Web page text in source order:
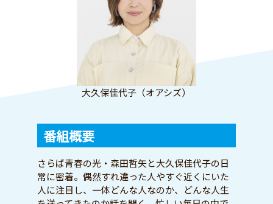
大久保佳代子（オアシズ）
番組概要
さらば青春の光・森田哲矢と大久保佳代子の日
常に密着。偶然すれ違った人やすぐ近くにいた
人に注目し、一体どんな人なのか、どんな人生